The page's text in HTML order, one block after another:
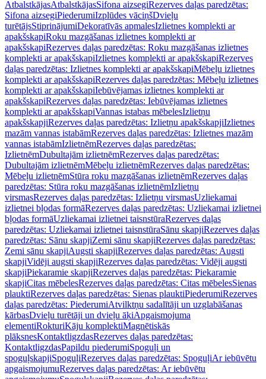
AtbalstkājasAtbalstkājasSifona aizsegiRezerves daļas paredzētas:
Sifona aizsegiPiederumiIzplūdes vāciņšDvieļu
turētājsStiprinājumiDekoratīvās apmalesIzlietnes komplekti ar
apakšskapiRoku mazgāšanas izlietnes komplekti ar
apakšskapiRezerves daļas paredzētas: Roku mazgāšanas izlietnes
komplekti ar apakšskapiIzlietnes komplekti ar apakšskapiRezerves
daļas paredzētas: Izlietnes komplekti ar apakšskapiMēbeļu izlietnes
komplekti ar apakšskapiRezerves daļas paredzētas: Mēbeļu izlietnes
komplekti ar apakšskapiIebūvējamas izlietnes komplekti ar
apakšskapiRezerves daļas paredzētas: Iebūvējamas izlietnes
komplekti ar apakšskapiVannas istabas mēbelesIzlietņu
apakšskapjiRezerves daļas paredzētas: Izlietņu apakšskapjiIzlietnes
mazām vannas istabāmRezerves daļas paredzētas: Izlietnes mazām
vannas istabāmIzlietnēmRezerves daļas paredzētas:
IzlietnēmDubultajām izlietnēmRezerves daļas paredzētas:
Dubultajām izlietnēmMēbeļu izlietnēmRezerves daļas paredzētas:
Mēbeļu izlietnēmStūra roku mazgāšanas izlietnēmRezerves daļas
paredzētas: Stūra roku mazgāšanas izlietnēmIzlietņu
virsmasRezerves daļas paredzētas: Izlietņu virsmasUzliekamai
izlietnei bļodas formāRezerves daļas paredzētas: Uzliekamai izlietnei
bļodas formāUzliekamai izlietnei taisnstūraRezerves daļas
paredzētas: Uzliekamai izlietnei taisnstūraSānu skapjiRezerves daļas
paredzētas: Sānu skapjiZemi sānu skapjiRezerves daļas paredzētas:
Zemi sānu skapjiAugsti skapjiRezerves daļas paredzētas: Augsti
skapjiVidēji augsti skapjiRezerves daļas paredzētas: Vidēji augsti
skapjiPiekaramie skapjiRezerves daļas paredzētas: Piekaramie
skapjiCitas mēbelesRezerves daļas paredzētas: Citas mēbelesSienas
plauktiRezerves daļas paredzētas: Sienas plauktiPiederumiRezerves
daļas paredzētas: PiederumiAtvilktņu sadalītāji un uzglabāšanas
kārbasDvieļu turētāji un dvieļu āķiApgaismojuma
elementiRokturiKāju komplektiMagnētiskās
plāksnesKontaktligzdasRezerves daļas paredzētas:
KontaktligzdasPapildu piederumiSpoguļi un
spoguļskapjiSpoguļiRezerves daļas paredzētas: SpoguļiAr iebūvētu
apgaismojumuRezerves daļas paredzētas: Ar iebūvētu